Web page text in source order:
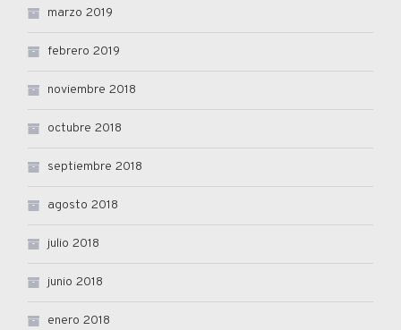
marzo 2019
febrero 2019
noviembre 2018
octubre 2018
septiembre 2018
agosto 2018
julio 2018
junio 2018
enero 2018